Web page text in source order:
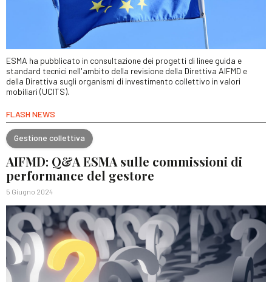
ESMA ha pubblicato in consultazione dei progetti di linee guida e
standard tecnici nell'ambito della revisione della Direttiva AIFMD e
della Direttiva sugli organismi di investimento collettivo in valori
mobiliari (UCITS).
FLASH NEWS
Gestione collettiva
AIFMD: Q&A ESMA sulle commissioni di
performance del gestore
5 Giugno 2024